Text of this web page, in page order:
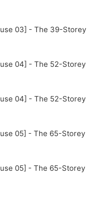
03] - The 39-Storey
04] - The 52-Storey
04] - The 52-Storey
05] - The 65-Storey
05] - The 65-Storey